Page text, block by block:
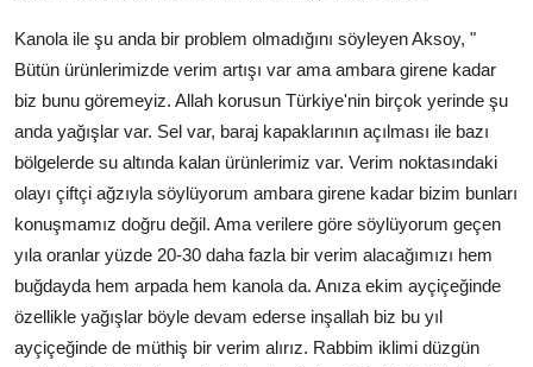
Kanola ile şu anda bir problem olmadığını söyleyen Aksoy, "
Bütün ürünlerimizde verim artışı var ama ambara girene kadar
biz bunu göremeyiz. Allah korusun Türkiye'nin birçok yerinde şu
anda yağışlar var. Sel var, baraj kapaklarının açılması ile bazı
bölgelerde su altında kalan ürünlerimiz var. Verim noktasındaki
olayı çiftçi ağzıyla söylüyorum ambara girene kadar bizim bunları
konuşmamız doğru değil. Ama verilere göre söylüyorum geçen
yıla oranlar yüzde 20-30 daha fazla bir verim alacağımızı hem
buğdayda hem arpada hem kanola da. Anıza ekim ayçiçeğinde
özellikle yağışlar böyle devam ederse inşallah biz bu yıl
ayçiçeğinde de müthiş bir verim alırız. Rabbim iklimi düzgün